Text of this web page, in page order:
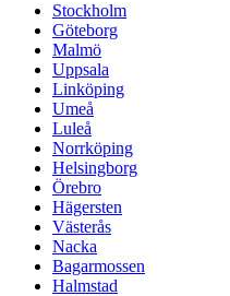
Stockholm
Göteborg
Malmö
Uppsala
Linköping
Umeå
Luleå
Norrköping
Helsingborg
Örebro
Hägersten
Västerås
Nacka
Bagarmossen
Halmstad